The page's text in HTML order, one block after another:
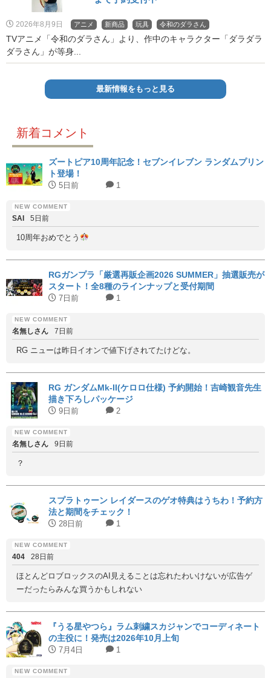
2026年8月9日 アニメ 新商品 玩具 令和のダラさん
TVアニメ「令和のダラさん」より、作中のキャラクター「ダラダラ
ダラさん」が等身...
最新情報をもっと見る
新着コメント
ズートピア10周年記念！セブンイレブン ランダムプリン
ト登場！
5日前 1
SAI 5日前
10周年おめでとう
RGガンプラ「厳選再販企画2026 SUMMER」抽選販売が
スタート！全8種のラインナップと受付期間
7日前 1
名無しさん 7日前
RG ニューは昨日イオンで値下げされてたけどな。
RG ガンダムMk-II(ケロロ仕様) 予約開始！吉崎観音先生
描き下ろしパッケージ
9日前 2
名無しさん 9日前
？
スプラトゥーン レイダースのゲオ特典はうちわ！予約方
法と期間をチェック！
28日前 1
404 28日前
ほとんどロブロックスのAI見えることは忘れたわいけないが広告ゲ
ーだったらみんな買うかもしれない
『うる星やつら』ラム刺繍スカジャンでコーディネート
の主役に！発売は2026年10月上旬
7月4日 1